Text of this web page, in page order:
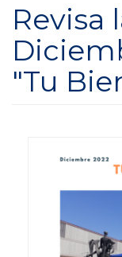
Revisa
"Tu